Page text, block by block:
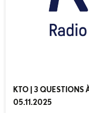
KTO | 3 QUESTIONS
05.11.2025